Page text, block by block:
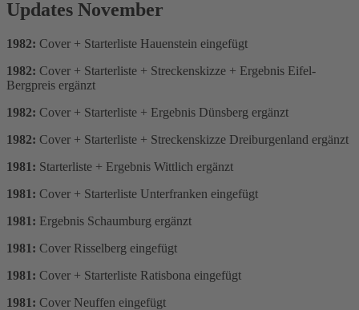
Updates November
1982: Cover + Starterliste Hauenstein eingefügt
1982: Cover + Starterliste + Streckenskizze + Ergebnis Eifel-
Bergpreis ergänzt
1982: Cover + Starterliste + Ergebnis Dünsberg ergänzt
1982: Cover + Starterliste + Streckenskizze Dreiburgenland ergänzt
1981: Starterliste + Ergebnis Wittlich ergänzt
1981: Cover + Starterliste Unterfranken eingefügt
1981: Ergebnis Schaumburg ergänzt
1981: Cover Risselberg eingefügt
1981: Cover + Starterliste Ratisbona eingefügt
1981: Cover Neuffen eingefügt